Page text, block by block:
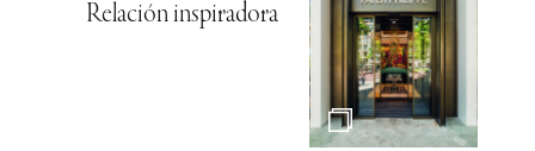
Relación inspiradora